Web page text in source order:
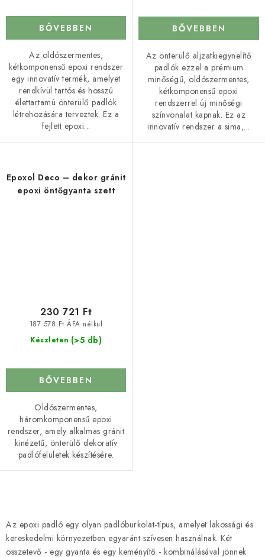
BŐVEBBEN
Az oldószermentes,
kétkomponensű epoxi rendszer
egy innovatív termék, amelyet
rendkívül tartós és hosszú
élettartamú önterülő padlók
létrehozására terveztek. Ez a
fejlett epoxi...
BŐVEBBEN
Az önterülő aljzatkiegynelítő
padlók ezzel a prémium
minőségű, oldószermentes,
kétkomponensű epoxi
rendszerrel új minőségi
színvonalat kapnak. Ez az
innovatív rendszer a sima,...
Epoxol Deco – dekor gránit
epoxi öntőgyanta szett
Készleten (>5 db)
187 578 Ft ÁFA nélkül
230 721 Ft
BŐVEBBEN
Oldószermentes,
háromkomponensű epoxi
rendszer, amely alkalmas gránit
kinézetű, önterülő dekoratív
padlófelületek készítésére.
i
s
t
Az epoxi padló egy olyan padlóburkolat-típus, amelyet lakossági és
kereskedelmi környezetben egyaránt szívesen használnak. Két
összetevő - egy gyanta és egy keményítő - kombinálásával jönnek